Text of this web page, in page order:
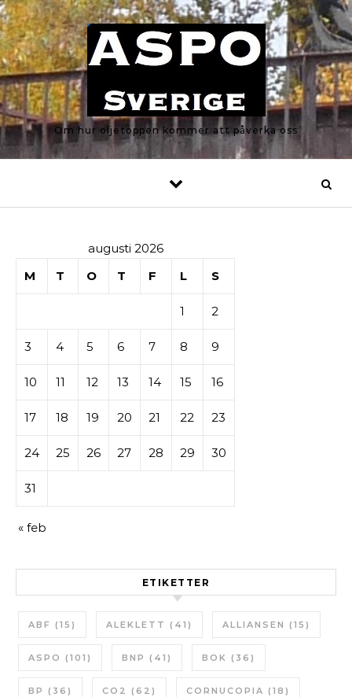
Skip to content
Om hur oljetoppen kommer att påverka oss
augusti 2026
M
T O T F L S
1 2
3 4 5 6 7 8 9
10 11 12 13 14 15 16
17 18 19 20 21 22 23
24 25 26 27 28 29 30
31
« feb
ETIKETTER
ABF (15) ALEKLETT (41) ALLIANSEN (15)
ASPO (101) BNP (41) BOK (36)
BP (36) CO2 (62) CORNUCOPIA (18)